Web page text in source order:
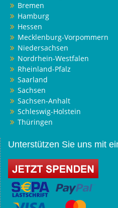
Bremen
Hamburg
Hessen
Mecklenburg-Vorpommern
Niedersachsen
Nordrhein-Westfalen
Rheinland-Pfalz
Saarland
Sachsen
Sachsen-Anhalt
Schleswig-Holstein
Thüringen
Unterstützen Sie uns mit